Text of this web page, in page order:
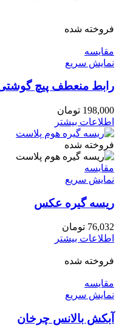
فروخته شده
مقايسه
نمایش سریع
رابط منعطف پیچ
198,000 تومان
اطلاعات بیشتر
فروخته شده
مقايسه
نمایش سریع
ریسه گیره عکس
76,032 تومان
اطلاعات بیشتر
فروخته شده
مقايسه
نمایش سریع
آبکش بالانس چرخان